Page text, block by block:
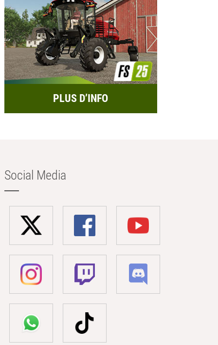
PLUS D’INFO
Social Media